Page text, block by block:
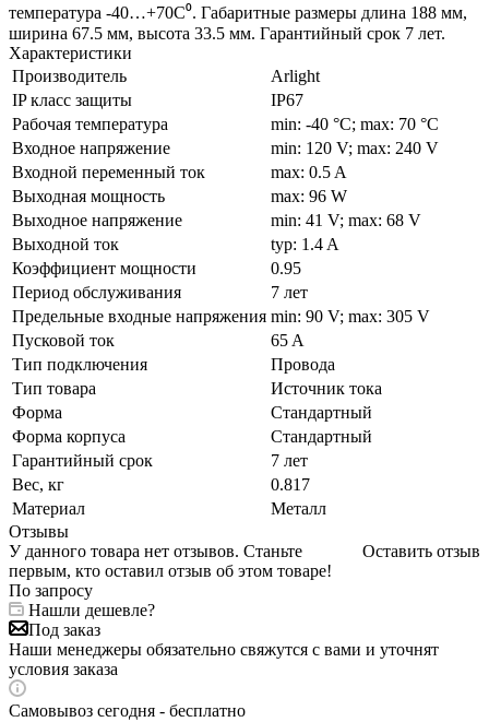
температура -40…+70C⁰. Габаритные размеры длина 188 мм,
ширина 67.5 мм, высота 33.5 мм. Гарантийный срок 7 лет.
Характеристики
Производитель
Arlight
IP класс защиты
IP67
Рабочая температура
min: -40 °C; max: 70 °C
Входное напряжение
min: 120 V; max: 240 V
Входной переменный ток
max: 0.5 A
Выходная мощность
max: 96 W
Выходное напряжение
min: 41 V; max: 68 V
Выходной ток
typ: 1.4 A
Коэффициент мощности
0.95
Период обслуживания
7 лет
Предельные входные напряжения min: 90 V; max: 305 V
Пусковой ток
65 A
Тип подключения
Провода
Тип товара
Источник тока
Форма
Стандартный
Форма корпуса
Стандартный
Гарантийный срок
7 лет
Вес, кг
0.817
Материал
Металл
Отзывы
Оставить отзыв
У данного товара нет отзывов. Станьте
первым, кто оставил отзыв об этом товаре!
По запросу
Нашли дешевле?
Под заказ
Наши менеджеры обязательно свяжутся с вами и уточнят
условия заказа
Самовывоз сегодня - бесплатно